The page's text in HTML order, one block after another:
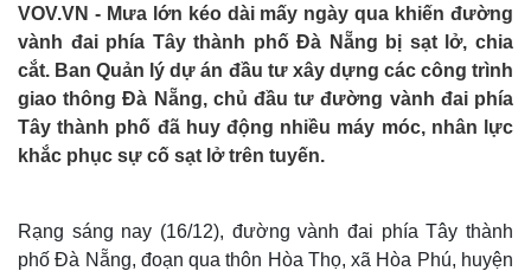
VOV.VN - Mưa lớn kéo dài mấy ngày qua khiến đường
vành đai phía Tây thành phố Đà Nẵng bị sạt lở, chia
cắt. Ban Quản lý dự án đầu tư xây dựng các công trình
giao thông Đà Nẵng, chủ đầu tư đường vành đai phía
Tây thành phố đã huy động nhiều máy móc, nhân lực
khắc phục sự cố sạt lở trên tuyến.
Rạng sáng nay (16/12), đường vành đai phía Tây thành
phố Đà Nẵng, đoạn qua thôn Hòa Thọ, xã Hòa Phú, huyện